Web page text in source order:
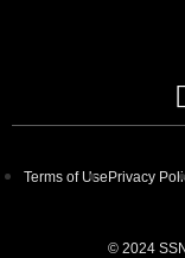
Terms of Use Privacy
© 2024